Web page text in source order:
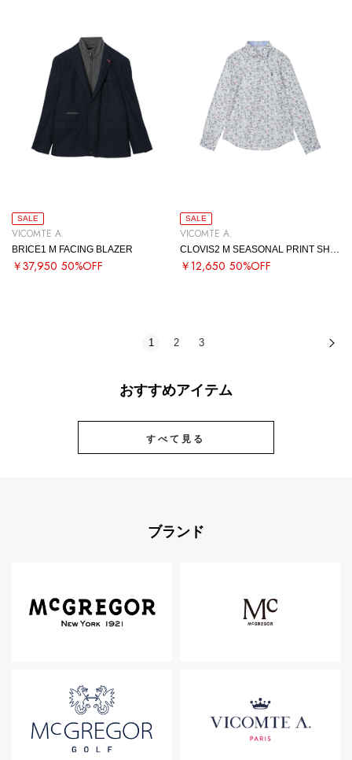
SALE
VICOMTE A.
BRICE1 M FACING BLAZER
￥37,950 50%OFF
SALE
VICOMTE A.
CLOVIS2 M SEASONAL PRINT SHIRT
￥12,650 50%OFF
1 2 3
おすすめアイテム
すべて見る
ブランド